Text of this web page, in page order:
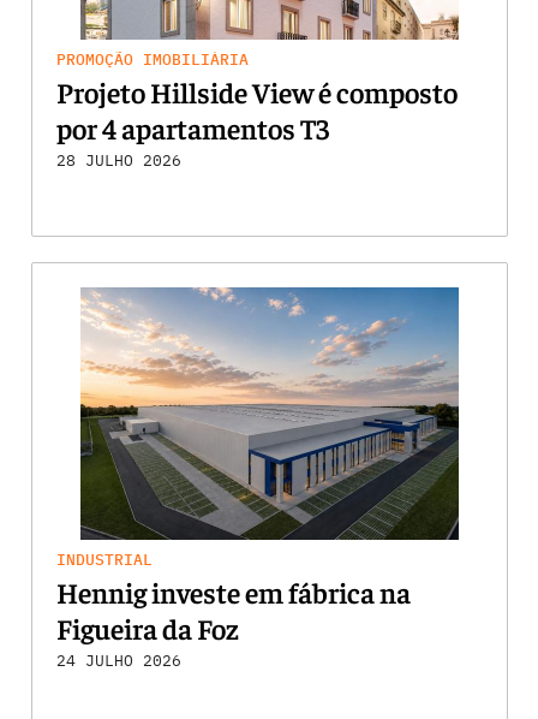
PROMOÇÃO IMOBILIÁRIA
Projeto Hillside View é composto
por 4 apartamentos T3
28 JULHO 2026
INDUSTRIAL
Hennig investe em fábrica na
Figueira da Foz
24 JULHO 2026